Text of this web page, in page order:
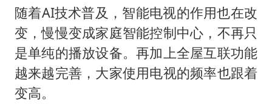
随着AI技术普及，智能电视的作用也在改
变，慢慢变成家庭智能控制中心，不再只
是单纯的播放设备。再加上全屋互联功能
越来越完善，大家使用电视的频率也跟着
变高。